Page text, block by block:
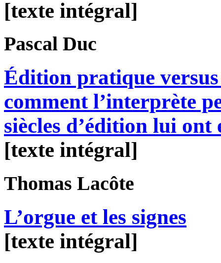
[texte intégral]
Pascal Duc
Édition pratique
comment l’interprète
siècles d’édition lui ont
[texte intégral]
Thomas Lacôte
L’orgue et les signes
[texte intégral]